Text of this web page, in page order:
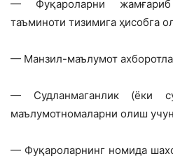
— Фуқароларни
таъминоти тизимига ҳисобга
— Манзил-маълумот
— Судланмаганлик (ёки
маълумотномаларни олиш
— Фуқароларнинг номида